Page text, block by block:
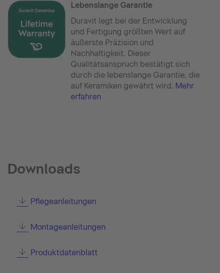
Lebenslange Garantie
Duravit legt bei der Entwicklung
und Fertigung größten Wert auf
äußerste Präzision und
Nachhaltigkeit. Dieser
Qualitätsanspruch bestätigt sich
durch die lebenslange Garantie, die
auf Keramiken gewährt wird. Mehr
erfahren
Downloads
Pflegeanleitungen
Montageanleitungen
Produktdatenblatt